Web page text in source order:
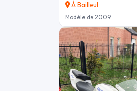
À Bailleul
Modèle de 2009